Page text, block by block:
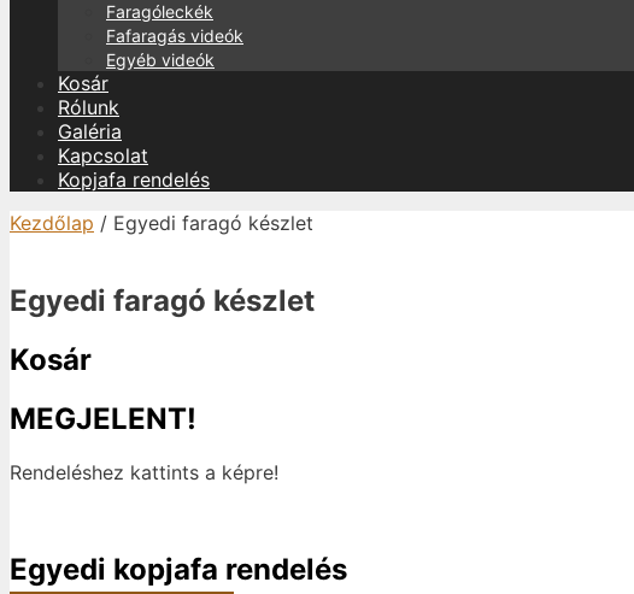
Faragóleckék
Fafaragás videók
Egyéb videók
Kosár
Rólunk
Galéria
Kapcsolat
Kopjafa rendelés
Kezdőlap / Egyedi faragó készlet
Egyedi faragó készlet
Kosár
MEGJELENT!
Rendeléshez kattints a képre!
Egyedi kopjafa rendelés